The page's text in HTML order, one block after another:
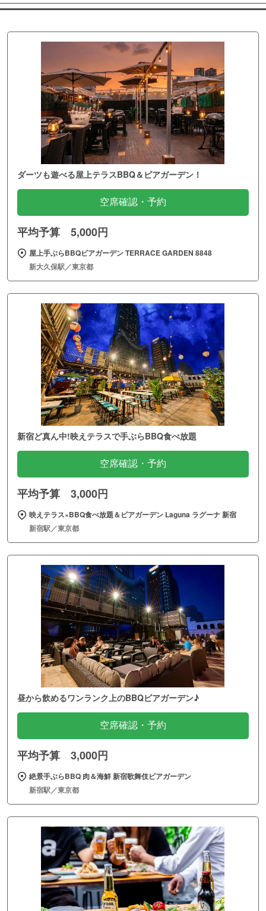
ダーツも遊べる屋上テラスBBQ＆ビアガーデン！
空席確認・予約
平均予算 5,000円
屋上手ぶらBBQビアガーデン TERRACE GARDEN 8848
新大久保駅／東京都
新宿ど真ん中!映えテラスで手ぶらBBQ食べ放題
空席確認・予約
平均予算 3,000円
映えテラス×BBQ食べ放題＆ビアガーデン Laguna ラグーナ 新宿
新宿駅／東京都
昼から飲めるワンランク上のBBQビアガーデン♪
空席確認・予約
平均予算 3,000円
絶景手ぶらBBQ 肉＆海鮮 新宿歌舞伎ビアガーデン
新宿駅／東京都